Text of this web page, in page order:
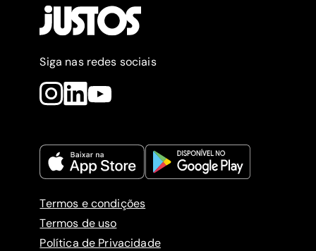
Siga nas redes sociais
Termos e condições
Termos de uso
Política de Privacidade